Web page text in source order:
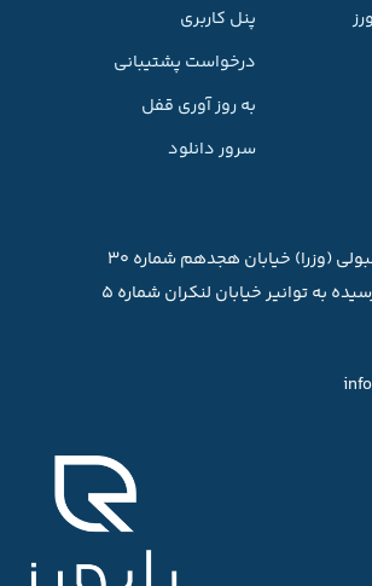
پنل کاربری
درخواست پشتیبانی
به روز آوری قفل
سرور دانلود
(وزرا) خیابان هجدهم شماره ۳۰
به توانیر خیابان لنکران شماره ۵